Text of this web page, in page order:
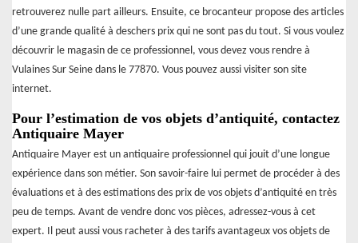
retrouverez nulle part ailleurs. Ensuite, ce brocanteur propose des articles
d’une grande qualité à deschers prix qui ne sont pas du tout. Si vous voulez
découvrir le magasin de ce professionnel, vous devez vous rendre à
Vulaines Sur Seine dans le 77870. Vous pouvez aussi visiter son site
internet.
Pour l’estimation de vos objets d’antiquité, contactez
Antiquaire Mayer
Antiquaire Mayer est un antiquaire professionnel qui jouit d’une longue
expérience dans son métier. Son savoir-faire lui permet de procéder à des
évaluations et à des estimations des prix de vos objets d’antiquité en très
peu de temps. Avant de vendre donc vos pièces, adressez-vous à cet
expert. Il peut aussi vous racheter à des tarifs avantageux vos objets de